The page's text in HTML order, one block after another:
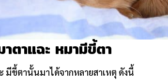
ตาแฉะ หมามีขี้ตา
มีขี้ตานั้นมาได้จากหลายสาเหตุ ดังนี้